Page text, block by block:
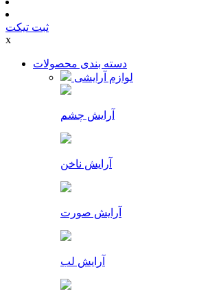
ثبت تیکت
x
دسته بندی محصولات
لوازم آرایشی
آرایش چشم
آرایش ناخن
آرایش صورت
آرایش لب